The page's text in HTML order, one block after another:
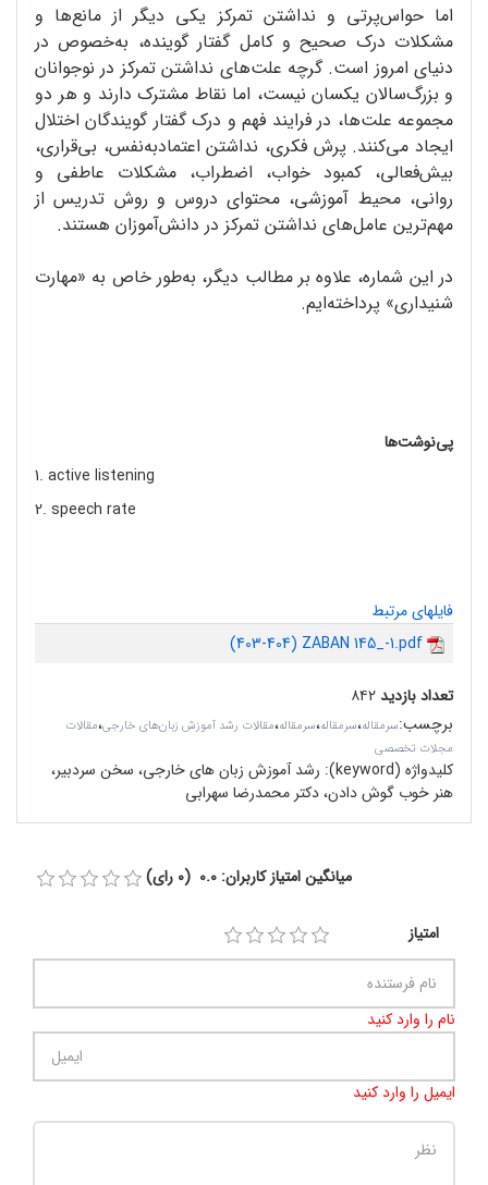
اما حواس‌پرتی و نداشتن‌ تمرکز یکی دیگر از مانع‌ها و
مشکلات درک صحیح و کامل گفتار گوینده، به‌خصوص در
دنیای امروز است. گرچه علت‌های نداشتن تمرکز در نوجوانان
و بزرگ‌سالان یکسان نیست، اما نقاط مشترک دارند و هر دو
مجموعه علت‌ها، در فرایند فهم و درک گفتار گویندگان اختلال
ایجاد می‌کنند. پرش فکری، نداشتن اعتمادبه‌نفس، بی‌قراری،
بیش‌فعالی، کمبود خواب، اضطراب، مشکلات عاطفی و
روانی، محیط آموزشی، محتوای دروس و روش تدریس از
مهم‌ترین عامل‌های نداشتن تمرکز در دانش‌آموزان هستند.
در این شماره، علاوه بر مطالب دیگر، به‌طور خاص به «مهارت
شنیداری» پرداخته‌ایم.
پی‌نوشت‌ها
1. active listening
2. speech rate
فایلهای مرتبط
(403-404) ZABAN 145_-1.pdf
تعداد بازدید۸۴۲
برچسب:سرمقاله‌،سرمقاله،سرمقاله،مقالات رشد آموزش زبان‌های خارجی،مقالات
مجلات تخصصی
کلیدواژه (keyword):
رشد آموزش زبان های خارجی، سخن سردبیر،
هنر خوب گوش دادن، دکتر محمدرضا سهرابی
میانگین امتیاز کاربران: 0.0 (0 رای)
امتیاز
نام را وارد کنید
ایمیل را وارد کنید